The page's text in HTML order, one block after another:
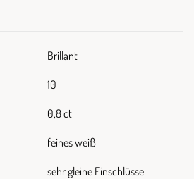
Brillant
10
0,8 ct
feines weiß
sehr gleine Einschlüsse